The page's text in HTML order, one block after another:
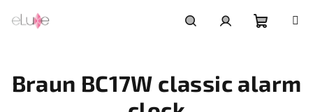
košík
Braun BC17W classic alarm